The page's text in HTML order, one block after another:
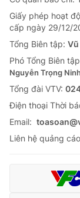
Giấy phép hoạt
cấp ngày 29/12/
Tổng Biên tập:
Phó Tổng Biên
Nguyễn Trọng Ninh
Tổng đài VTV:
Ðiện thoại Thời
Email:
Liên hệ quảng